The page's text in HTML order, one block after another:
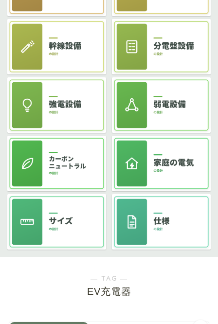
― TAG ―
EV充電器